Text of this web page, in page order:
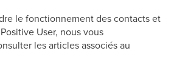
le fonctionnement des contacts et
User, nous vous
les articles associés au